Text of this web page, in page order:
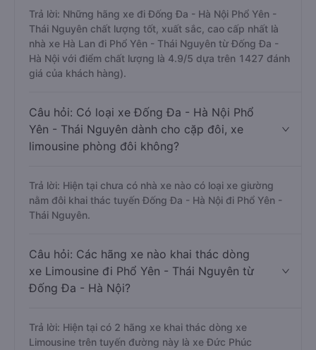
Trả lời: Những hãng xe đi Đống Đa - Hà Nội Phổ Yên -
Thái Nguyên chất lượng tốt, xuất sắc, cao cấp nhất là
nhà xe Hà Lan đi Phổ Yên - Thái Nguyên từ Đống Đa -
Hà Nội với điểm chất lượng là 4.9/5 dựa trên 1427 đánh
giá của khách hàng).
Câu hỏi: Có loại xe Đống Đa - Hà Nội Phổ
Yên - Thái Nguyên dành cho cặp đôi, xe
limousine phòng đôi không?
Trả lời: Hiện tại chưa có nhà xe nào có loại xe giường
nằm đôi khai thác tuyến Đống Đa - Hà Nội đi Phổ Yên -
Thái Nguyên.
Câu hỏi: Các hãng xe nào khai thác dòng
xe Limousine đi Phổ Yên - Thái Nguyên từ
Đống Đa - Hà Nội?
Trả lời: Hiện tại có 2 hãng xe khai thác dòng xe
Limousine trên tuyến đường này là xe Đức Phúc